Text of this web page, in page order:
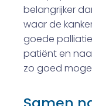
belangrijker
waar de
goede
patiënt en
zo goed